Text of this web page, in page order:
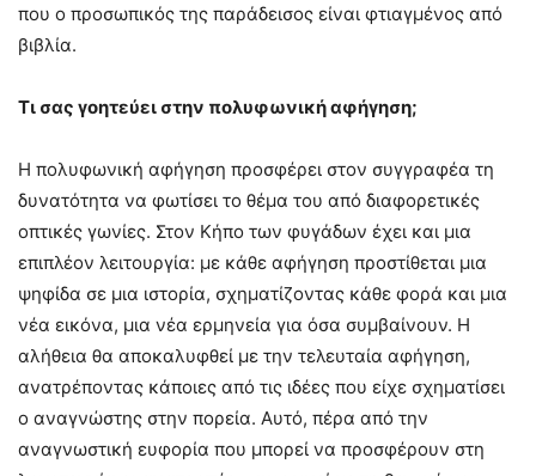
που ο προσωπικός της παράδεισος είναι φτιαγμένος από
βιβλία.
Τι σας γοητεύει στην πολυφωνική αφήγηση;
Η πολυφωνική αφήγηση προσφέρει στον συγγραφέα τη
δυνατότητα να φωτίσει το θέμα του από διαφορετικές
οπτικές γωνίες. Στον Κήπο των φυγάδων έχει και μια
επιπλέον λειτουργία: με κάθε αφήγηση προστίθεται μια
ψηφίδα σε μια ιστορία, σχηματίζοντας κάθε φορά και μια
νέα εικόνα, μια νέα ερμηνεία για όσα συμβαίνουν. Η
αλήθεια θα αποκαλυφθεί με την τελευταία αφήγηση,
ανατρέποντας κάποιες από τις ιδέες που είχε σχηματίσει
ο αναγνώστης στην πορεία. Αυτό, πέρα από την
αναγνωστική ευφορία που μπορεί να προσφέρουν στη